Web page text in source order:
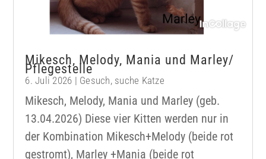
Mikesch, Melody, Mania und Marley/
Pflegestelle
6. Juli 2026 | Gesuch, suche Katze
Mikesch, Melody, Mania und Marley (geb.
13.04.2026) Diese vier Kitten werden nur in
der Kombination Mikesch+Melody (beide rot
gestromt), Marley +Mania (beide rot